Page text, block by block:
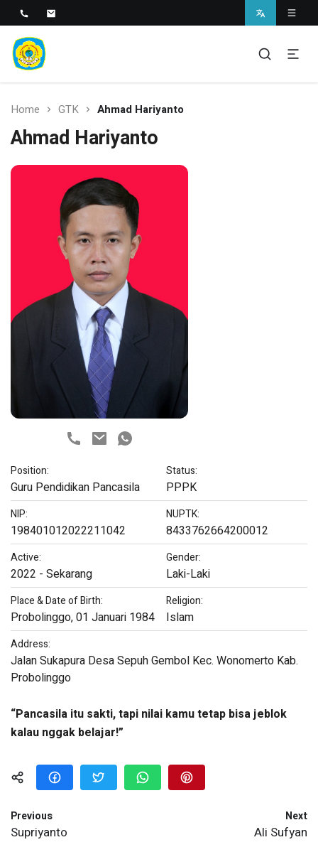
SMAN 1 Bantaran
SMAN 1 BANTARAN
Home GTK Ahmad Hariyanto
Ahmad Hariyanto
Position:
Guru Pendidikan Pancasila
Status:
PPPK
NIP:
198401012022211042
NUPTK:
8433762664200012
Active:
2022 - Sekarang
Gender:
Laki-Laki
Place & Date of Birth:
Probolinggo, 01 Januari 1984
Religion:
Islam
Address:
Jalan Sukapura Desa Sepuh Gembol Kec. Wonomerto Kab.
Probolinggo
“Pancasila itu sakti, tapi nilai kamu tetap bisa jeblok
kalau nggak belajar!”
Previous
Supriyanto
Next
Ali Sufyan